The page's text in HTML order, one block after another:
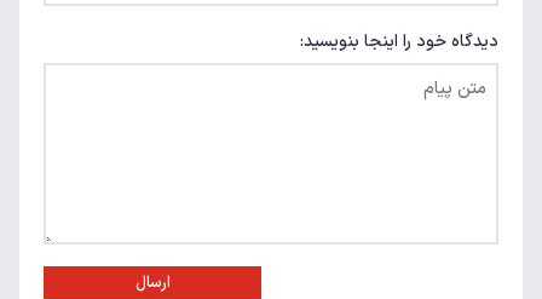
دیدگاه خود را اینجا بنویسید:
ارسال